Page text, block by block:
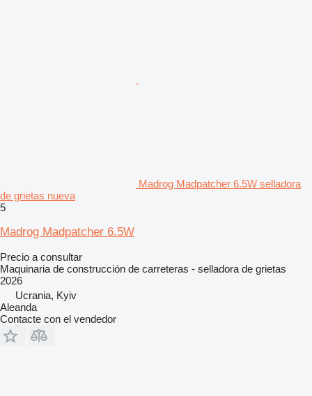
Madrog Madpatcher 6.5W selladora
de grietas nueva
5
Madrog Madpatcher 6.5W
Precio a consultar
Maquinaria de construcción de carreteras - selladora de grietas
2026
Ucrania, Kyiv
Aleanda
Contacte con el vendedor